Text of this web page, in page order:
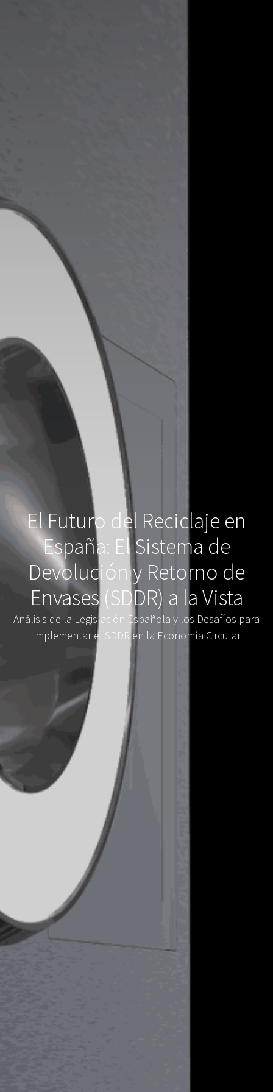
El Futuro del Reciclaje en
España: El Sistema de
Devolución y Retorno de
Envases (SDDR) a la Vista
Análisis de la Legislación Española y los Desafíos para
Implementar el SDDR en la Economía Circular